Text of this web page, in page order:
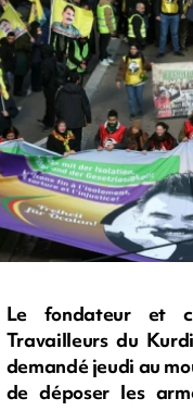
Le fondateur et
Travailleurs du
demandé jeudi au
de déposer les